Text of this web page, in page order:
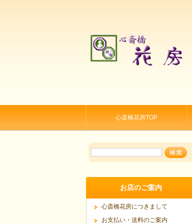
心斎橋花房TOP
お店のご案内
心斎橋花房につきまして
お支払い・送料のご案内